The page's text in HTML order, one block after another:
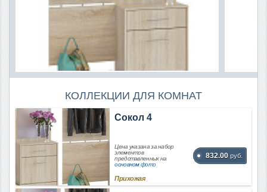
КОЛЛЕКЦИИ ДЛЯ КОМНАТ
Сокол 4
Цена указана за набор
элементов
представленных на
основном фото
832.00 руб.
Прихожая